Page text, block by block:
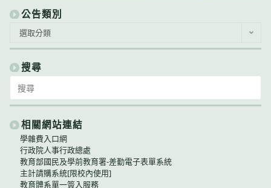
公告類別
類
別
選取分類
搜尋
for:
相關網站連結
學雜費入口網
行政院人事行政總處
教育部國民及學前教育署-差勤電子表單系統
主計請購系統[限校內使用]
教育體系單一簽入服務